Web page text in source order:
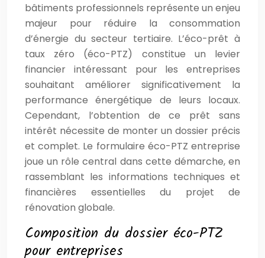
bâtiments professionnels représente un enjeu
majeur pour réduire la consommation
d’énergie du secteur tertiaire. L’éco-prêt à
taux zéro (éco-PTZ) constitue un levier
financier intéressant pour les entreprises
souhaitant améliorer significativement la
performance énergétique de leurs locaux.
Cependant, l’obtention de ce prêt sans
intérêt nécessite de monter un dossier précis
et complet. Le formulaire éco-PTZ entreprise
joue un rôle central dans cette démarche, en
rassemblant les informations techniques et
financières essentielles du projet de
rénovation globale.
Composition du dossier éco-PTZ
pour entreprises